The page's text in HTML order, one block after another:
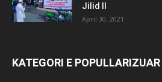
Jilid II
April 30, 2021
KATEGORI E POPULLARIZUAR